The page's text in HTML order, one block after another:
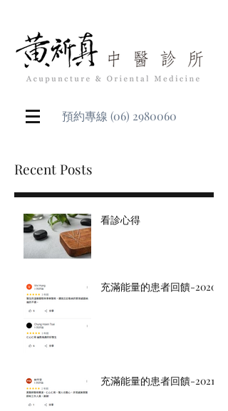
預約專線 (06) 2980060
Recent Posts
看診心得
充滿能量的患者回饋-2020
充滿能量的患者回饋-2021